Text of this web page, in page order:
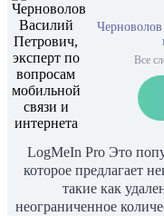
Все
LogMeIn Pro Это
которое предлагает
такие как
неограниченное